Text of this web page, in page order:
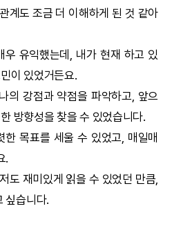
계도 조금 더 이해하게 된 것 같아
유익했는데, 내가 현재 하고 있
이 있었거든요.
의 강점과 약점을 파악하고, 앞으
방향성을 찾을 수 있었습니다.
목표를 세울 수 있었고, 매일매
.
도 재미있게 읽을 수 있었던 만큼,
싶습니다.